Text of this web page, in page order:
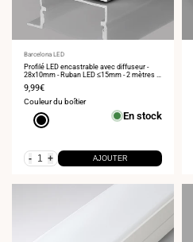
Fournisseur
:
Barcelona LED
Profilé LED encastrable avec diffuseur -
28x10mm - Ruban LED ≤15mm - 2 mètres -
Prix
vente
9,99€
Couleur du boîtier
Noir En stock
- + AJOUTER